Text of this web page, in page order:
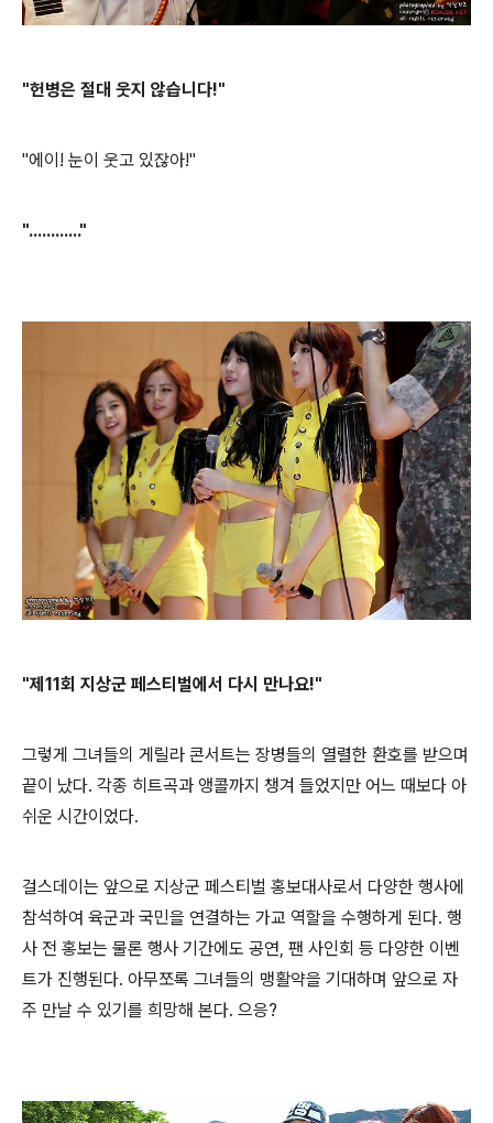
"헌병은 절대 웃지 않습니다!"
"에이! 눈이 웃고 있잖아!"
"............"
"제11회 지상군 페스티벌에서 다시 만나요!"
그렇게 그녀들의 게릴라 콘서트는 장병들의 열렬한 환호를 받으며
끝이 났다. 각종 히트곡과 앵콜까지 챙겨 들었지만 어느 때보다 아
쉬운 시간이었다.
걸스데이는 앞으로 지상군 페스티벌 홍보대사로서 다양한 행사에
참석하여 육군과 국민을 연결하는 가교 역할을 수행하게 된다. 행
사 전 홍보는 물론 행사 기간에도 공연, 팬 사인회 등 다양한 이벤
트가 진행된다. 아무쪼록 그녀들의 맹활약을 기대하며 앞으로 자
주 만날 수 있기를 희망해 본다. 으응?